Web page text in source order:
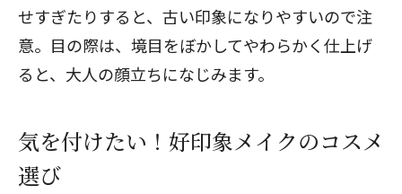
せすぎたりすると、古い印象になりやすいので注
意。目の際は、境目をぼかしてやわらかく仕上げ
ると、大人の顔立ちになじみます。
気を付けたい！好印象メイクのコスメ
選び